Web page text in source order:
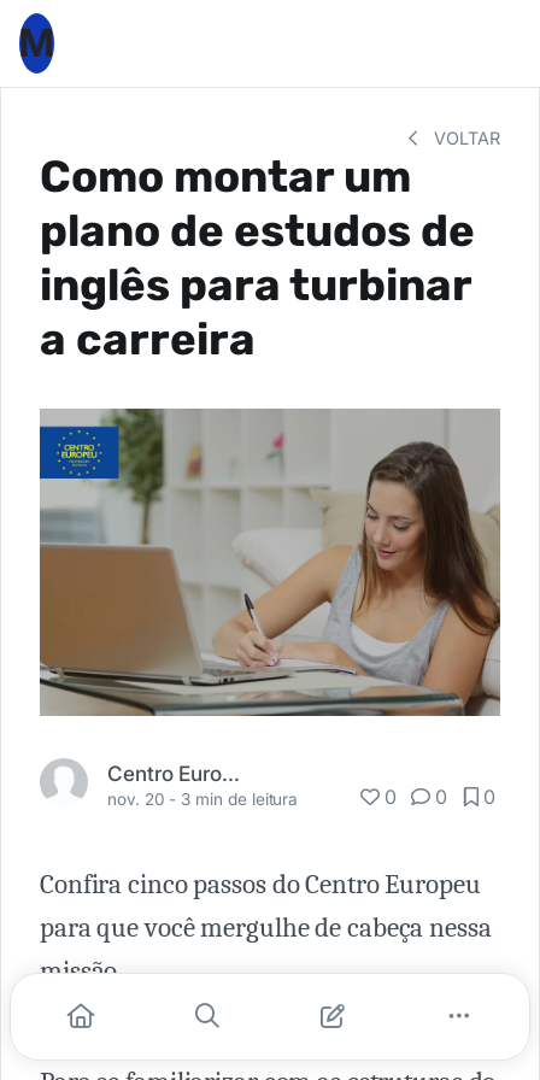
M
VOLTAR
Como montar um
plano de estudos de
inglês para turbinar
a carreira
Centro Europeu
nov. 20 - 3 min de leitura 0 0 0
Confira cinco passos do Centro Europeu
para que você mergulhe de cabeça nessa
missão